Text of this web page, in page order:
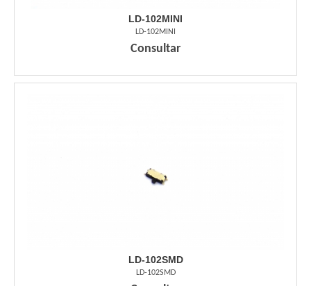
LD-102MINI
LD-102MINI
Consultar
LD-102SMD
LD-102SMD